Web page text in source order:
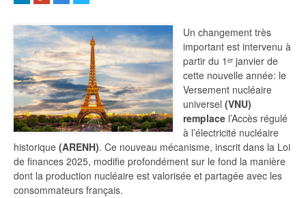
Un changement très
important est intervenu à
partir du 1ᵉʳ janvier de
cette nouvelle année: le
Versement nucléaire
universel (VNU)
remplacel’Accès régulé
à l’électricité nucléaire
historique (ARENH). Ce nouveau mécanisme, inscrit dans la Loi
de finances 2025, modifie profondément sur le fond la manière
dont la production nucléaire est valorisée et partagée avec les
consommateurs français.